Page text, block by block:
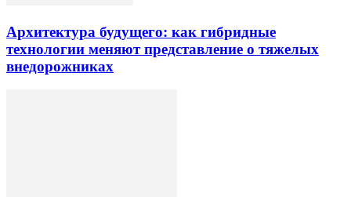
Архитектура будущего: как гибридные
технологии меняют представление о тяжелых
внедорожниках